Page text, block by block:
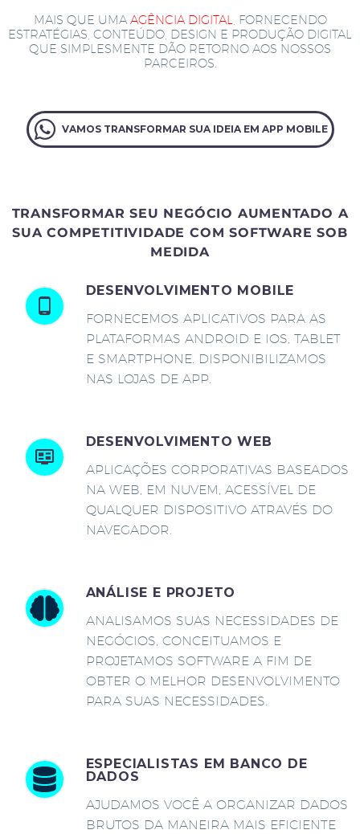
MAIS QUE UMA AGÊNCIA DIGITAL
, FORNECENDO
ESTRATÉGIAS, CONTEÚDO, DESIGN E PRODUÇÃO DIGITAL
QUE SIMPLESMENTE DÃO RETORNO AOS NOSSOS
PARCEIROS.
VAMOS TRANSFORMAR SUA IDEIA EM APP MOBILE
TRANSFORMAR SEU NEGÓCIO AUMENTADO A
SUA COMPETITIVIDADE COM SOFTWARE SOB
MEDIDA
DESENVOLVIMENTO MOBILE
FORNECEMOS APLICATIVOS PARA AS
PLATAFORMAS ANDROID E IOS, TABLET
E SMARTPHONE. DISPONIBILIZAMOS
NAS LOJAS DE APP.
DESENVOLVIMENTO WEB
APLICAÇÕES CORPORATIVAS BASEADOS
NA WEB, EM NUVEM, ACESSÍVEL DE
QUALQUER DISPOSITIVO ATRAVÉS DO
NAVEGADOR.
ANÁLISE E PROJETO
ANALISAMOS SUAS NECESSIDADES DE
NEGÓCIOS, CONCEITUAMOS E
PROJETAMOS SOFTWARE A FIM DE
OBTER O MELHOR DESENVOLVIMENTO
PARA SUAS NECESSIDADES.
ESPECIALISTAS EM BANCO DE
DADOS
AJUDAMOS VOCÊ A ORGANIZAR DADOS
BRUTOS DA MANEIRA MAIS EFICIENTE